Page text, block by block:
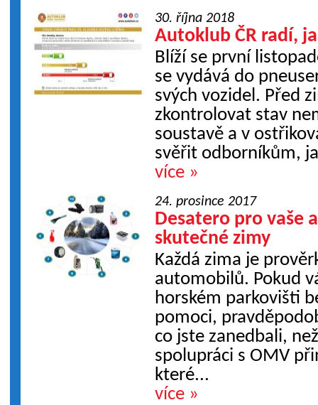
30. října 2018
Autoklub ČR radí,
Blíží se první
se vydává do
svých vozidel. Před
zkontrolovat stav
soustavě a v
svěřit odborníkům,
více »
24. prosince 2017
Desatero pro vaše
skutečné zimy
Každá zima je
automobilů. Pokud
horském parkovišti
pomoci,
co jste zanedbali,
spolupráci s OMV
které...
více »